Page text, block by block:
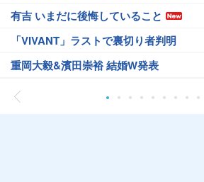
有吉 いまだに後悔していること
「VIVANT」ラストで裏切り者判明
重岡大毅&濱田崇裕 結婚W発表